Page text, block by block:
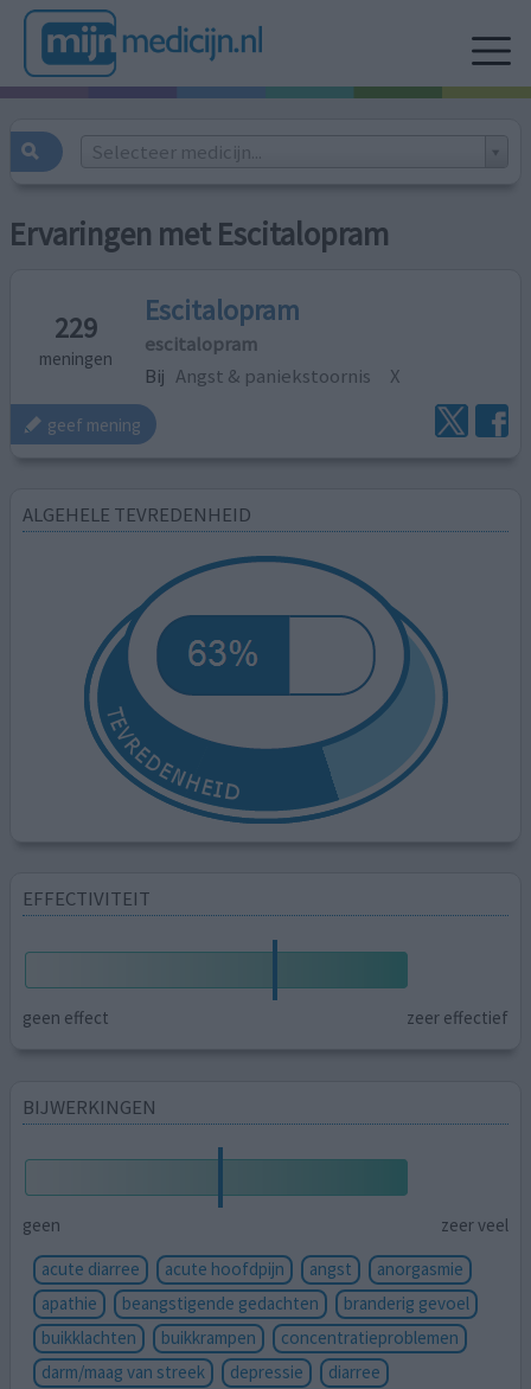
Selecteer medicijn...
Ervaringen met Escitalopram
229
meningen
Escitalopram
escitalopram
Bij Angst & paniekstoornis X
geef mening
ALGEHELE TEVREDENHEID
EFFECTIVITEIT
geen effect zeer effectief
BIJWERKINGEN
geen
zeer veel
acute diarree
acute hoofdpijn angst
anorgasmie
apathie
beangstigende gedachten
branderig gevoel
buikklachten
buikkrampen
concentratieproblemen
darm/maag van streek
depressie
diarree